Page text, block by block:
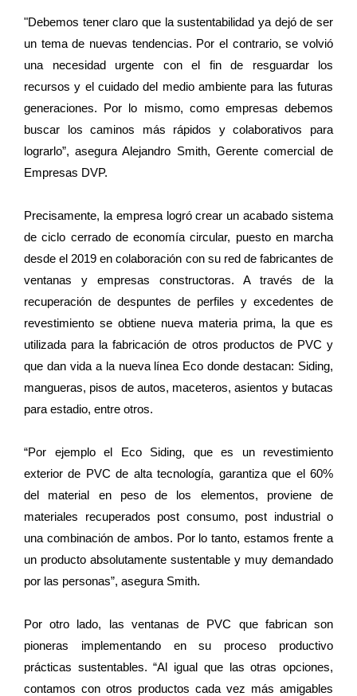
"Debemos tener claro que la sustentabilidad ya dejó de ser
un tema de nuevas tendencias. Por el contrario, se volvió
una necesidad urgente con el fin de resguardar los
recursos y el cuidado del medio ambiente para las futuras
generaciones. Por lo mismo, como empresas debemos
buscar los caminos más rápidos y colaborativos para
lograrlo”, asegura Alejandro Smith, Gerente comercial de
Empresas DVP.
Precisamente, la empresa logró crear un acabado sistema
de ciclo cerrado de economía circular, puesto en marcha
desde el 2019 en colaboración con su red de fabricantes de
ventanas y empresas constructoras. A través de la
recuperación de despuntes de perfiles y excedentes de
revestimiento se obtiene nueva materia prima, la que es
utilizada para la fabricación de otros productos de PVC y
que dan vida a la nueva línea Eco donde destacan: Siding,
mangueras, pisos de autos, maceteros, asientos y butacas
para estadio, entre otros.
“Por ejemplo el Eco Siding, que es un revestimiento
exterior de PVC de alta tecnología, garantiza que el 60%
del material en peso de los elementos, proviene de
materiales recuperados post consumo, post industrial o
una combinación de ambos. Por lo tanto, estamos frente a
un producto absolutamente sustentable y muy demandado
por las personas”, asegura Smith.
Por otro lado, las ventanas de PVC que fabrican son
pioneras implementando en su proceso productivo
prácticas sustentables. “Al igual que las otras opciones,
contamos con otros productos cada vez más amigables